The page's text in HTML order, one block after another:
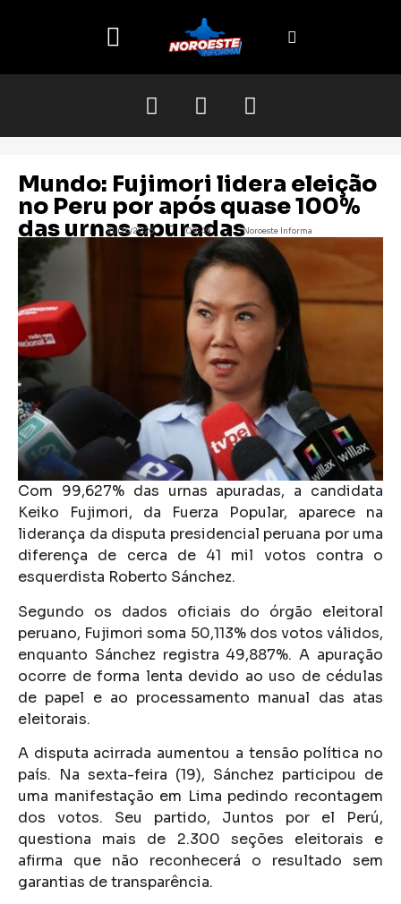
Mundo: Fujimori lidera eleição
no Peru por após quase 100%
das urnas apuradas
21/06/2026 09:49 Noroeste Informa
Com 99,627% das urnas apuradas, a candidata
Keiko Fujimori, da Fuerza Popular, aparece na
liderança da disputa presidencial peruana por uma
diferença de cerca de 41 mil votos contra o
esquerdista Roberto Sánchez.
Segundo os dados oficiais do órgão eleitoral
peruano, Fujimori soma 50,113% dos votos válidos,
enquanto Sánchez registra 49,887%. A apuração
ocorre de forma lenta devido ao uso de cédulas
de papel e ao processamento manual das atas
eleitorais.
A disputa acirrada aumentou a tensão política no
país. Na sexta-feira (19), Sánchez participou de
uma manifestação em Lima pedindo recontagem
dos votos. Seu partido, Juntos por el Perú,
questiona mais de 2.300 seções eleitorais e
afirma que não reconhecerá o resultado sem
garantias de transparência.